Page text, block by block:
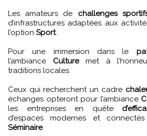
Les amateurs de challenges
d’infrastructures adaptées aux
l’option Sport.
Pour une immersion dans le
l’ambiance Culturemet à
traditions locales.
Ceux qui recherchent un cadre
échanges opteront pour l’ambiance
les entreprises en quête
d’espaces modernes et
Séminaire.